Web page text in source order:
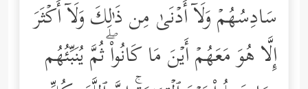
سَادِسُهُمۡ وَلَاۤ أَدۡنَىٰ مِن ذَ ٰ⁠لِكَ وَلَاۤ أَكۡثَرَ
إِلَّا هُوَ مَعَهُمۡ أَیۡنَ مَا كَانُواْۖ ثُمَّ یُنَبِّئُهُم